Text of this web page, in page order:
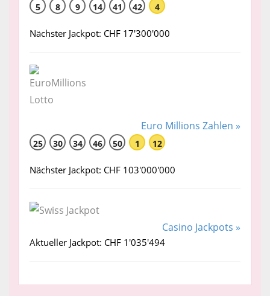
5 8 9 14 41 42 4
Nächster Jackpot: CHF 17'300'000
Euro Millions Zahlen »
25 30 34 46 50 1 12
Nächster Jackpot: CHF 103'000'000
Casino Jackpots »
Aktueller Jackpot: CHF 1'035'494